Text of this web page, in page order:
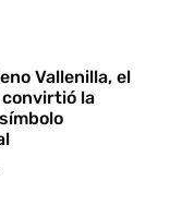
Vallenilla, el
la